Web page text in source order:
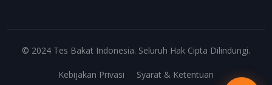
© 2024 Tes Bakat Indonesia. Seluruh Hak Cipta Dilindungi.
Kebijakan Privasi Syarat & Ketentuan